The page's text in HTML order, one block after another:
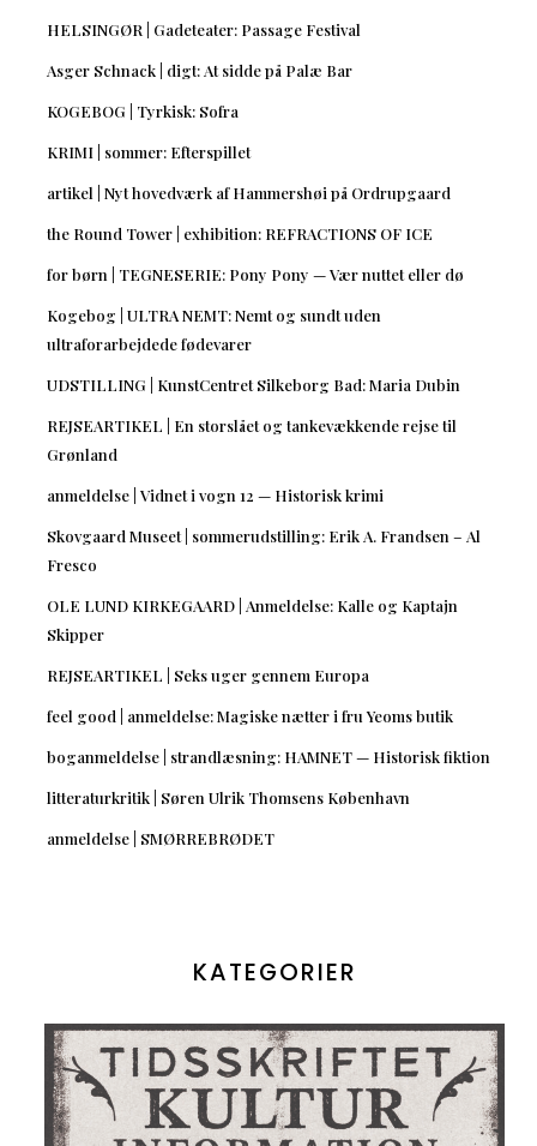
HELSINGØR | Gadeteater: Passage Festival
Asger Schnack | digt: At sidde på Palæ Bar
KOGEBOG | Tyrkisk: Sofra
KRIMI | sommer: Efterspillet
artikel | Nyt hovedværk af Hammershøi på Ordrupgaard
the Round Tower | exhibition: REFRACTIONS OF ICE
for børn | TEGNESERIE: Pony Pony — Vær nuttet eller dø
Kogebog | ULTRA NEMT: Nemt og sundt uden
ultraforarbejdede fødevarer
UDSTILLING | KunstCentret Silkeborg Bad: Maria Dubin
REJSEARTIKEL | En storslået og tankevækkende rejse til
Grønland
anmeldelse | Vidnet i vogn 12 — Historisk krimi
Skovgaard Museet | sommerudstilling: Erik A. Frandsen – Al
Fresco
OLE LUND KIRKEGAARD | Anmeldelse: Kalle og Kaptajn
Skipper
REJSEARTIKEL | Seks uger gennem Europa
feel good | anmeldelse: Magiske nætter i fru Yeoms butik
boganmeldelse | strandlæsning: HAMNET — Historisk fiktion
litteraturkritik | Søren Ulrik Thomsens København
anmeldelse | SMØRREBRØDET
KATEGORIER